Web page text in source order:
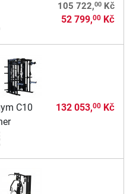
105 722,00Kč
52 799,00Kč
C10
132 053,00Kč